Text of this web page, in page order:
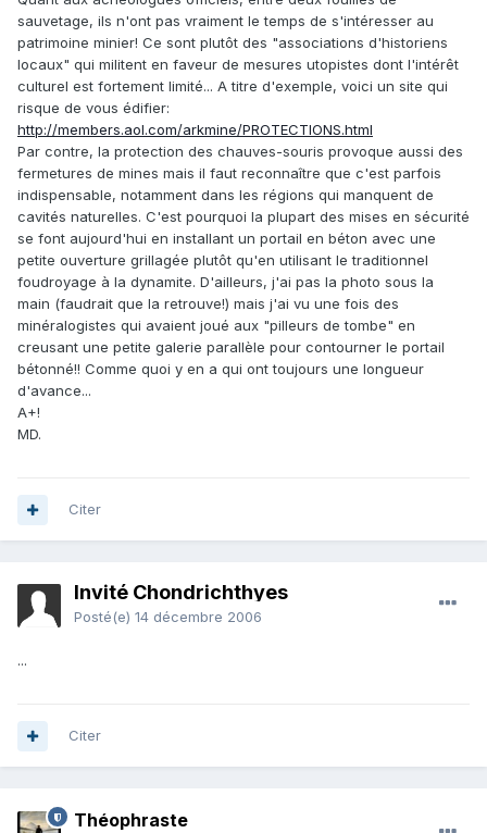
sauvetage, ils n'ont pas vraiment le temps de s'intéresser au
patrimoine minier! Ce sont plutôt des "associations d'historiens
locaux" qui militent en faveur de mesures utopistes dont l'intérêt
culturel est fortement limité... A titre d'exemple, voici un site qui
risque de vous édifier:
http://members.aol.com/arkmine/PROTECTIONS.html
Par contre, la protection des chauves-souris provoque aussi des
fermetures de mines mais il faut reconnaître que c'est parfois
indispensable, notamment dans les régions qui manquent de
cavités naturelles. C'est pourquoi la plupart des mises en sécurité
se font aujourd'hui en installant un portail en béton avec une
petite ouverture grillagée plutôt qu'en utilisant le traditionnel
foudroyage à la dynamite. D'ailleurs, j'ai pas la photo sous la
main (faudrait que la retrouve!) mais j'ai vu une fois des
minéralogistes qui avaient joué aux "pilleurs de tombe" en
creusant une petite galerie parallèle pour contourner le portail
bétonné!! Comme quoi y en a qui ont toujours une longueur
d'avance...
A+!
MD.
Citer
Invité Chondrichthyes
Posté(e) 14 décembre 2006
...
Citer
Théophraste